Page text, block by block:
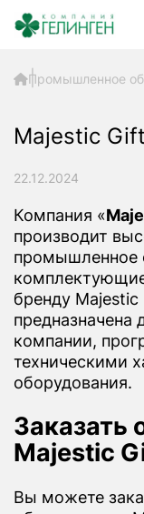
Промышленное
Majestic
22.12.2024
Компания «
производит
промышленное
бренду
предназначена
компании,
техническими
оборудования.
Заказать
Majestic
Вы можете